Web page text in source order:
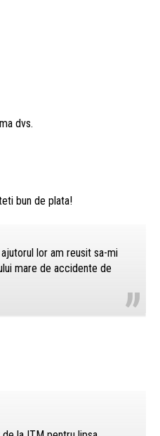
dvs.
bun de plata!
lor am reusit sa-mi
mare de accidente de
„